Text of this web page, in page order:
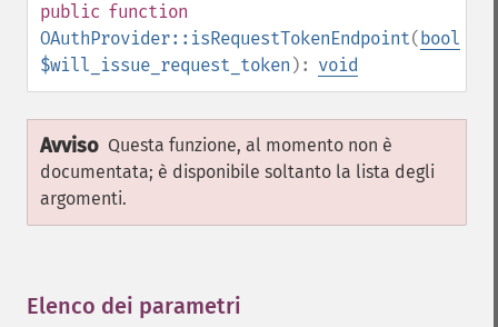
public function
OAuthProvider::isRequestTokenEndpoint(bool
$will_issue_request_token ): void
Avviso Questa funzione, al momento non è
documentata; è disponibile soltanto la lista degli
argomenti.
Elenco dei parametri